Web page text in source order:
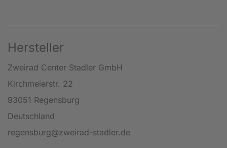
Hersteller
Zweirad Center Stadler GmbH
Kirchmeierstr. 22
93051 Regensburg
Deutschland
regensburg@zweirad-stadler.de